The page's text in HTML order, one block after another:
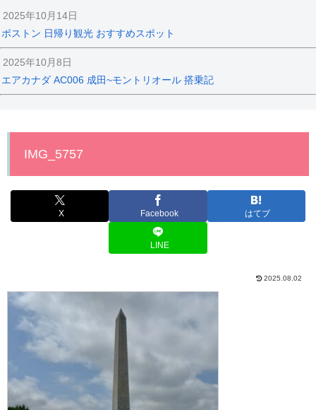
2025年10月14日
ボストン 日帰り観光 おすすめスポット
2025年10月8日
エアカナダ AC006 成田~モントリオール 搭乗記
IMG_5757
X Facebook はてブ
LINE
2025.08.02